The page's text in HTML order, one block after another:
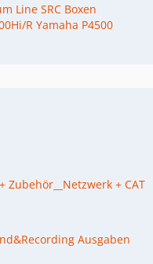
Line SRC Boxen
R Yamaha P4500
Zubehör__Netzwerk + CAT
Ausgaben